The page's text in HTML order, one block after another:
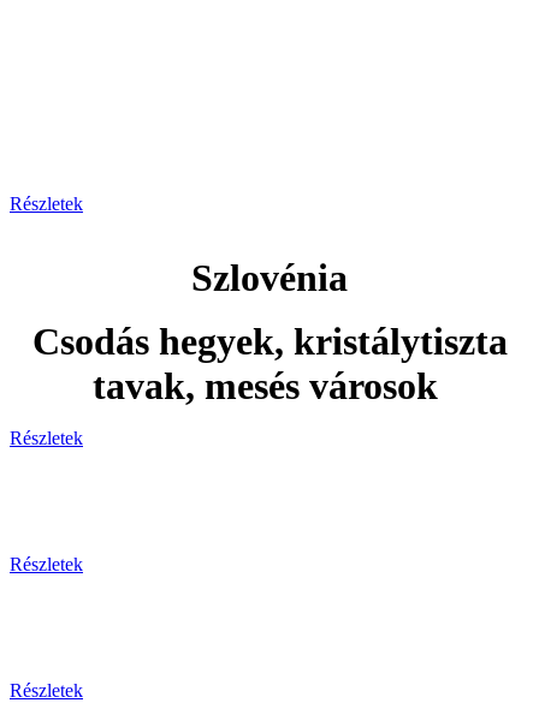
Részletek
Szlovénia
Csodás hegyek, kristálytiszta
tavak, mesés városok
Részletek
Részletek
Részletek